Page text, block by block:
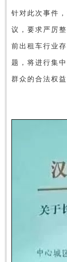
针对此次事件
议，要求严厉
前出租车行业
题，将进行集
群众的合法权益